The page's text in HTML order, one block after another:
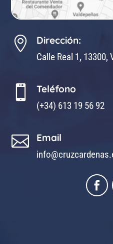
 Dirección:
Calle Real 1, 13300,
 Teléfono
(+34) 613 19 56 92
 Email